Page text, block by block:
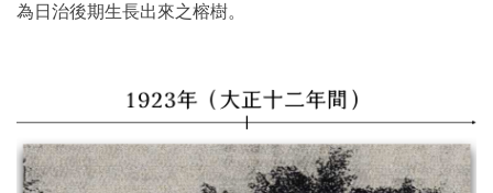
為日治後期生長出來之榕樹。